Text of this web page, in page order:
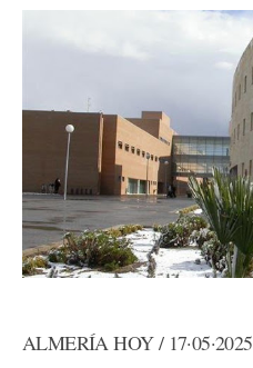
ALMERÍA HOY / 17·05·2025